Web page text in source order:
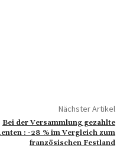
Nächster Artikel
Bei der Versammlung gezahlte
: -28 % im Vergleich zum
französischen Festland